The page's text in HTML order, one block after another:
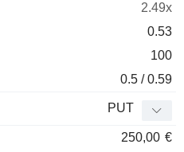
2.49x
0.53
100
0.5 / 0.59
PUT
250,00 €